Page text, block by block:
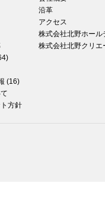
、紹介いたしま
のばしピザ マ
ジナル商品のピ
いってもこの形！
緒に素敵なティ
(16)
方針
沿革
アクセス
株式会社北野ホール
株式会社北野クリエ